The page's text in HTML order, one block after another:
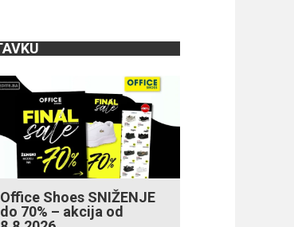
Office Shoes SNIŽENJE
do 70% – akcija od